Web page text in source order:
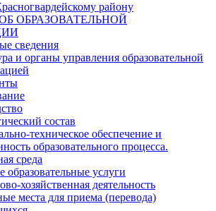
району
ОБРАЗОВАТЕЛЬНОЙ
сведения
и органы управления образовательной
состав
техническое обеспечение и
образовательного процесса.
среда
образовательные услуги
хозяйственная деятельность
места для приема (перевода)